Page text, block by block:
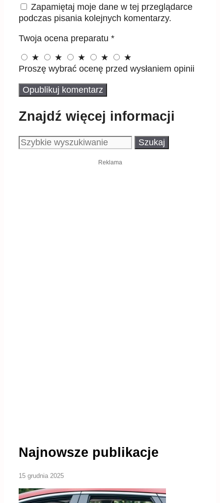
Zapamiętaj moje dane w tej przeglądarce
podczas pisania kolejnych komentarzy.
Twoja ocena preparatu *
★
★ ★ ★
★
Proszę wybrać ocenę przed wysłaniem opinii
Znajdź więcej informacji
Szukaj:
Reklama
Najnowsze publikacje
15 grudnia 2025